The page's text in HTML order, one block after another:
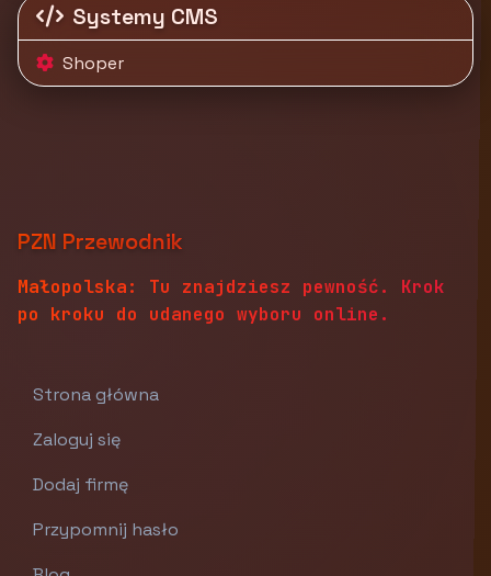
Systemy CMS
Shoper
PZN Przewodnik
Małopolska: Tu znajdziesz pewność. Krok
po kroku do udanego wyboru online.
Strona główna
Zaloguj się
Dodaj firmę
Przypomnij hasło